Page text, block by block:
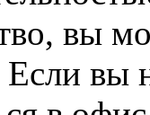
вы
вы